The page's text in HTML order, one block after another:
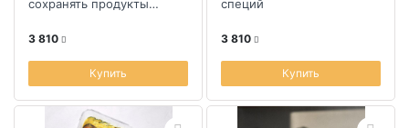
сохранять продукты
3 810
Купить
специй
3 810
Купить